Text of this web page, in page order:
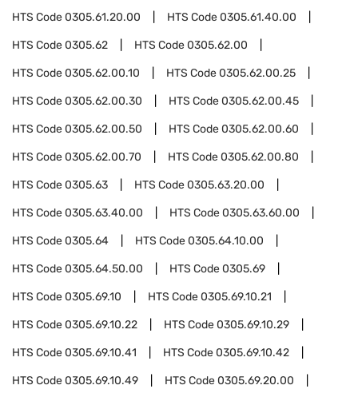
HTS Code0305.61.20.00 HTS Code0305.61.40.00
HTS Code0305.62 HTS Code0305.62.00
HTS Code0305.62.00.10 HTS Code0305.62.00.25
HTS Code0305.62.00.30 HTS Code0305.62.00.45
HTS Code0305.62.00.50 HTS Code0305.62.00.60
HTS Code0305.62.00.70 HTS Code0305.62.00.80
HTS Code0305.63 HTS Code0305.63.20.00
HTS Code0305.63.40.00 HTS Code0305.63.60.00
HTS Code0305.64 HTS Code0305.64.10.00
HTS Code0305.64.50.00 HTS Code0305.69
HTS Code0305.69.10 HTS Code0305.69.10.21
HTS Code0305.69.10.22 HTS Code0305.69.10.29
HTS Code0305.69.10.41 HTS Code0305.69.10.42
HTS Code0305.69.10.49 HTS Code0305.69.20.00